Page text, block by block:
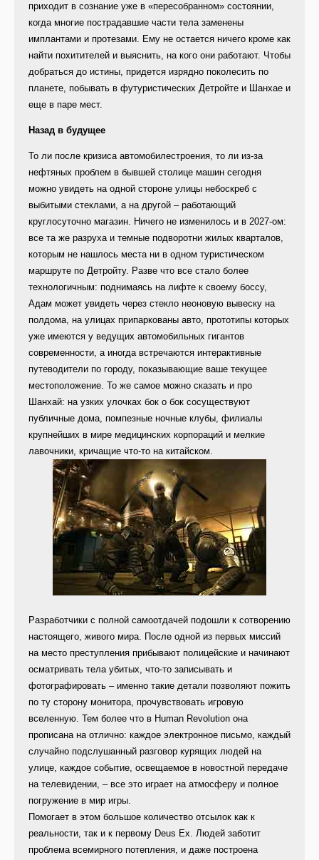
приходит в сознание уже в «пересобранном» состоянии,
когда многие пострадавшие части тела заменены
имплантами и протезами. Ему не остается ничего кроме как
найти похитителей и выяснить, на кого они работают. Чтобы
добраться до истины, придется изрядно поколесить по
планете, побывать в футуристических Детройте и Шанхае и
еще в паре мест.
Назад в будущее
То ли после кризиса автомобилестроения, то ли из-за
нефтяных проблем в бывшей столице машин сегодня
можно увидеть на одной стороне улицы небоскреб с
выбитыми стеклами, а на другой – работающий
круглосуточно магазин. Ничего не изменилось и в 2027-ом:
все та же разруха и темные подворотни жилых кварталов,
которым не нашлось места ни в одном туристическом
маршруте по Детройту. Разве что все стало более
технологичным: поднимаясь на лифте к своему боссу,
Адам может увидеть через стекло неоновую вывеску на
полдома, на улицах припаркованы авто, прототипы которых
уже имеются у ведущих автомобильных гигантов
современности, а иногда встречаются интерактивные
путеводители по городу, показывающие ваше текущее
местоположение. То же самое можно сказать и про
Шанхай: на узких улочках бок о бок сосуществуют
публичные дома, помпезные ночные клубы, филиалы
крупнейших в мире медицинских корпораций и мелкие
лавочники, кричащие что-то на китайском.
Разработчики с полной самоотдачей подошли к сотворению
настоящего, живого мира. После одной из первых миссий
на место преступления прибывают полицейские и начинают
осматривать тела убитых, что-то записывать и
фотографировать – именно такие детали позволяют пожить
по ту сторону монитора, прочувствовать игровую
вселенную. Тем более что в Human Revolution она
прописана на отлично: каждое электронное письмо, каждый
случайно подслушанный разговор курящих людей на
улице, каждое событие, освещаемое в новостной передаче
на телевидении, – все это играет на атмосферу и полное
погружение в мир игры.
Помогает в этом большое количество отсылок как к
реальности, так и к первому Deus Ex. Людей заботит
проблема всемирного потепления, и даже построена